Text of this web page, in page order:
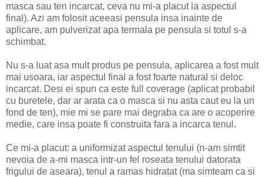
masca sau ten incarcat, ceva nu mi-a placut la aspectul
final). Azi am folosit aceeasi pensula insa inainte de
aplicare, am pulverizat apa termala pe pensula si totul s-a
schimbat.
Nu s-a luat asa mult produs pe pensula, aplicarea a fost mult
mai usoara, iar aspectul final a fost foarte natural si deloc
incarcat. Desi ei spun ca este full coverage (aplicat probabil
cu buretele, dar ar arata ca o masca si nu asta caut eu la un
fond de ten), mie mi se pare mai degraba ca are o acoperire
medie, care insa poate fi construita fara a incarca tenul.
Ce mi-a placut: a uniformizat aspectul tenului (n-am simtit
nevoia de a-mi masca intr-un fel roseata tenului datorata
frigului de aseara), tenul a ramas hidratat (ma simteam ca si